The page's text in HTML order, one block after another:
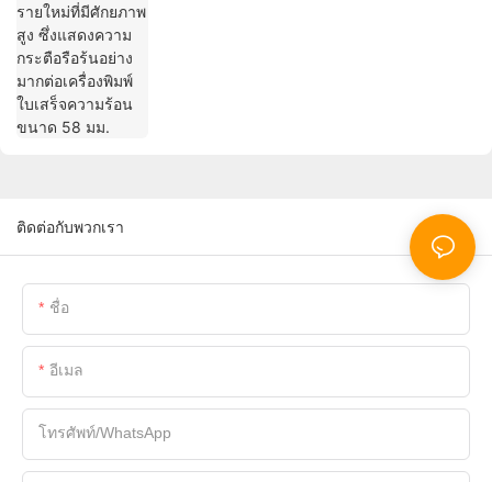
ติดต่อกับพวกเรา
ชื่อ
อีเมล
โทรศัพท์/WhatsApp